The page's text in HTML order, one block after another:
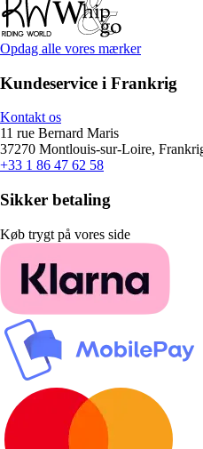
Opdag alle vores mærker
Kundeservice i Frankrig
Kontakt os
11 rue Bernard Maris
37270 Montlouis-sur-Loire,
+33 1 86 47 62 58
Sikker betaling
Køb trygt på vores side